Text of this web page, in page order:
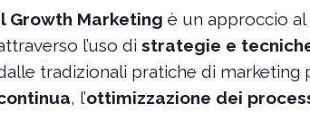
Growth Marketing è un approccio
l’uso di strategie e
tradizionali pratiche di marketing
, l’ottimizzazione dei